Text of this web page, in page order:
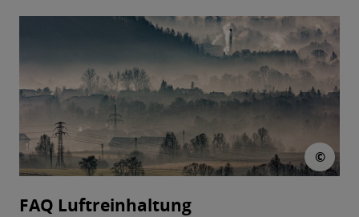
© ©
FAQ Luftreinhaltung